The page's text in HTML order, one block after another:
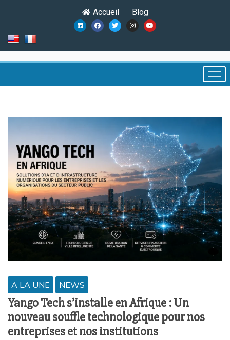
Accueil Blog
A LA UNE NEWS
Yango Tech s’installe en Afrique : Un
nouveau souffle technologique pour nos
entreprises et nos institutions